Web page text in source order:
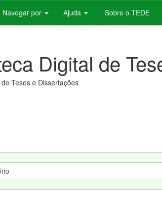
Navegar por Ajuda Sobre o TEDE
Digital de
Teses e Dissertações